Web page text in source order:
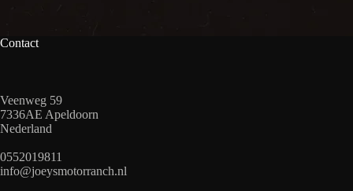
Contact
Veenweg 59
7336AE Apeldoorn
Nederland
0552019811
info@joeysmotorranch.nl